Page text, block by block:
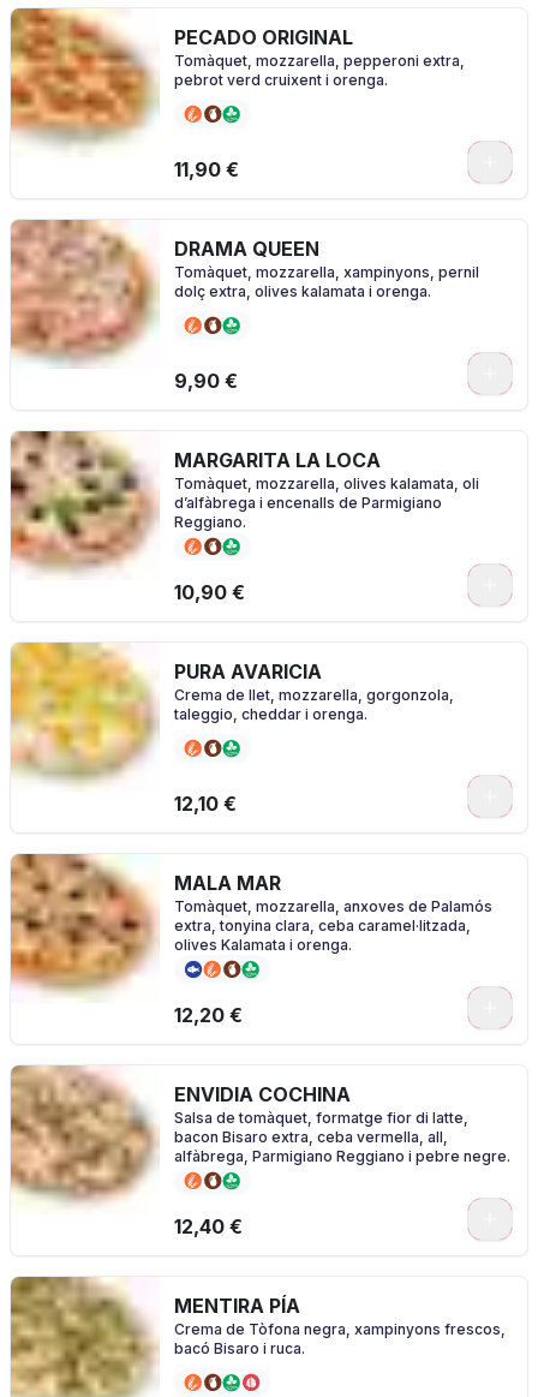
PECADO ORIGINAL
Tomàquet, mozzarella, pepperoni extra,
pebrot verd cruixent i orenga.
11,90 €
DRAMA QUEEN
Tomàquet, mozzarella, xampinyons, pernil
dolç extra, olives kalamata i orenga.
9,90 €
MARGARITA LA LOCA
Tomàquet, mozzarella, olives kalamata, oli
d’alfàbrega i encenalls de Parmigiano
Reggiano.
10,90 €
PURA AVARICIA
Crema de llet, mozzarella, gorgonzola,
taleggio, cheddar i orenga.
12,10 €
MALA MAR
Tomàquet, mozzarella, anxoves de Palamós
extra, tonyina clara, ceba caramel·litzada,
olives Kalamata i orenga.
12,20 €
ENVIDIA COCHINA
Salsa de tomàquet, formatge fior di latte,
bacon Bisaro extra, ceba vermella, all,
alfàbrega, Parmigiano Reggiano i pebre negre.
12,40 €
MENTIRA PÍA
Crema de Tòfona negra, xampinyons frescos,
bacó Bisaro i ruca.